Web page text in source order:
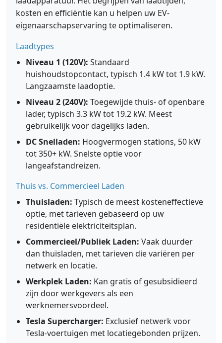
kosten en efficiëntie kan u helpen uw EV-
eigenaarschapservaring te optimaliseren.
Laadtypes
Niveau 1 (120V): Standaard
huishoudstopcontact, typisch 1.4 kW tot 1.9 kW.
Langzaamste laadoptie.
Niveau 2 (240V): Toegewijde thuis- of openbare
lader, typisch 3.3 kW tot 19.2 kW. Meest
gebruikelijk voor dagelijks laden.
DC Snelladen: Hoogvermogen stations, 50 kW
tot 350+ kW. Snelste optie voor
langeafstandreizen.
Thuis vs. Commercieel Laden
Thuisladen: Typisch de meest kosteneffectieve
optie, met tarieven gebaseerd op uw
residentiële elektriciteitsplan.
Commercieel/Publiek Laden: Vaak duurder
dan thuisladen, met tarieven die variëren per
netwerk en locatie.
Werkplek Laden: Kan gratis of gesubsidieerd
zijn door werkgevers als een
werknemersvoordeel.
Tesla Supercharger: Exclusief netwerk voor
Tesla-voertuigen met locatiegebonden prijzen.